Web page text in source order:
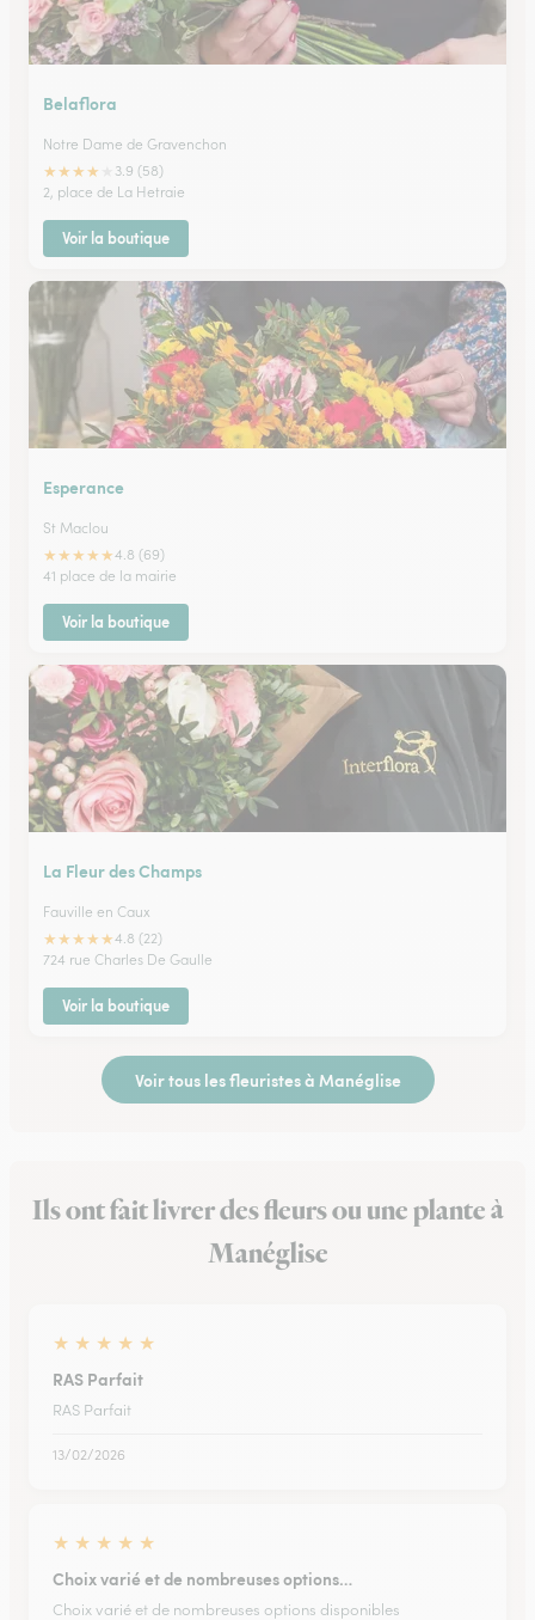
Belaflora
Notre Dame de Gravenchon
★★★★
3.9 (58)
2, place de La Hetraie
Voir la boutique
Esperance
St Maclou
★★★★★4.8 (69)
41 place de la mairie
Voir la boutique
La Fleur des Champs
Fauville en Caux
★★★★★4.8 (22)
724 rue Charles De Gaulle
Voir la boutique
Voir tous les fleuristes à Manéglise
Ils ont fait livrer des fleurs ou une plante à
Manéglise
★ ★ ★ ★ ★
RAS Parfait
RAS Parfait
13/02/2026
★ ★ ★ ★ ★
Choix varié et de nombreuses options…
Choix varié et de nombreuses options disponibles